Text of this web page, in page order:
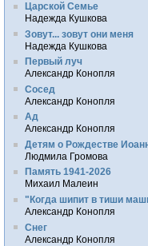
Царской Семье
Надежда Кушкова
Зовут... зовут они меня
Надежда Кушкова
Первый луч
Александр Конопля
Сосед
Александр Конопля
Ад
Александр Конопля
Детям о Рождестве
Людмила Громова
Память 1941-2026
Михаил Малеин
"Когда шипит в тиши
Александр Конопля
Снег
Александр Конопля